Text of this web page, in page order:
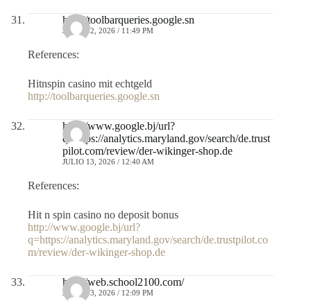
http://toolbarqueries.google.sn
JULIO 12, 2026 / 11:49 PM
References:
Hitnspin casino mit echtgeld
http://toolbarqueries.google.sn
http://www.google.bj/url?
q=https://analytics.maryland.gov/search/de.trust
pilot.com/review/der-wikinger-shop.de
JULIO 13, 2026 / 12:40 AM
References:
Hit n spin casino no deposit bonus
http://www.google.bj/url?
q=https://analytics.maryland.gov/search/de.trustpilot.co
m/review/der-wikinger-shop.de
http://web.school2100.com/
JULIO 13, 2026 / 12:09 PM